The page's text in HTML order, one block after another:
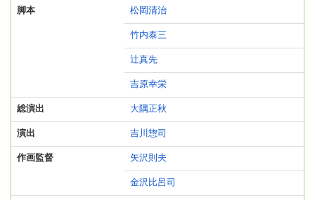
脚本 松岡清治
竹内泰三
辻真先
吉原幸栄
総演出 大隅正秋
演出 吉川惣司
作画監督 矢沢則夫
金沢比呂司